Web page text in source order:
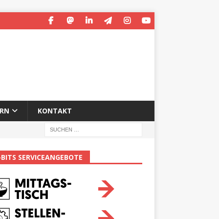
KONTAKT
SERVICEANGEBOTE